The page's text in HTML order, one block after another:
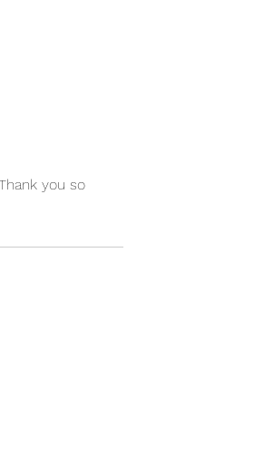
you so